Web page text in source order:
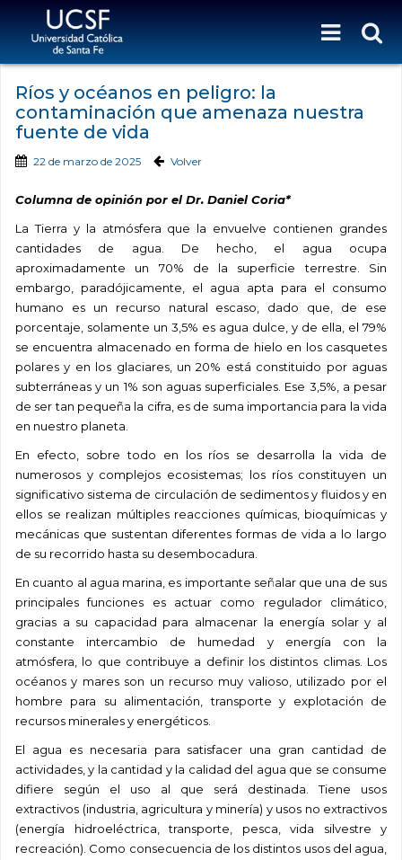
Ríos y océanos en peligro: la
contaminación que amenaza nuestra
fuente de vida
22 de marzo de 2025 Volver
Columna de opinión por el Dr. Daniel Coria*
La Tierra y la atmósfera que la envuelve contienen grandes
cantidades de agua. De hecho, el agua ocupa
aproximadamente un 70% de la superficie terrestre. Sin
embargo, paradójicamente, el agua apta para el consumo
humano es un recurso natural escaso, dado que, de ese
porcentaje, solamente un 3,5% es agua dulce, y de ella, el 79%
se encuentra almacenado en forma de hielo en los casquetes
polares y en los glaciares, un 20% está constituido por aguas
subterráneas y un 1% son aguas superficiales. Ese 3,5%, a pesar
de ser tan pequeña la cifra, es de suma importancia para la vida
en nuestro planeta.
En efecto, sobre todo en los ríos se desarrolla la vida de
numerosos y complejos ecosistemas; los ríos constituyen un
significativo sistema de circulación de sedimentos y fluidos y en
ellos se realizan múltiples reacciones químicas, bioquímicas y
mecánicas que sustentan diferentes formas de vida a lo largo
de su recorrido hasta su desembocadura.
En cuanto al agua marina, es importante señalar que una de sus
principales funciones es actuar como regulador climático,
gracias a su capacidad para almacenar la energía solar y al
constante intercambio de humedad y energía con la
atmósfera, lo que contribuye a definir los distintos climas. Los
océanos y mares son un recurso muy valioso, utilizado por el
hombre para su alimentación, transporte y explotación de
recursos minerales y energéticos.
El agua es necesaria para satisfacer una gran cantidad de
actividades, y la cantidad y la calidad del agua que se consume
difiere según el uso al que será destinada. Tiene usos
extractivos (industria, agricultura y minería) y usos no extractivos
(energía hidroeléctrica, transporte, pesca, vida silvestre y
recreación). Como consecuencia de los distintos usos del agua,